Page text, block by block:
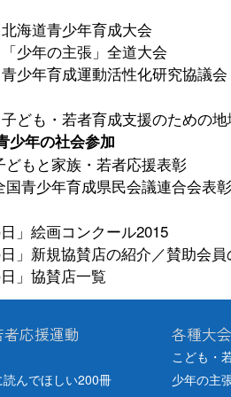
海道青少年育成大会
少年の主張」全道大会
少年育成運動活性化研究協議
ども・若者育成支援のための
少年の社会参加
もと家族・若者応援表彰
青少年育成県民会議連合会表
」絵画コンクール2015
」新規協賛店の紹介／賛助会
」協賛店一覧
応援運動
んでほしい200冊
各種大
こども・
少年の主